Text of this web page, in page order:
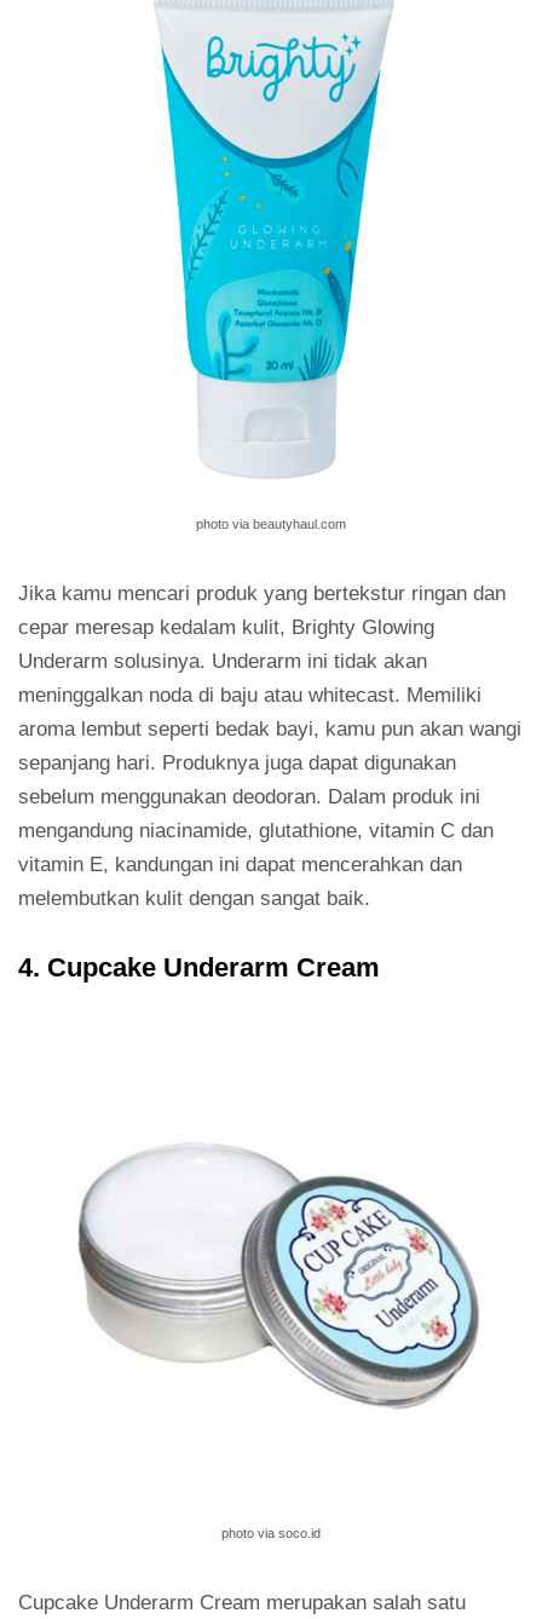
photo via beautyhaul.com
Jika kamu mencari produk yang bertekstur ringan dan
cepar meresap kedalam kulit, Brighty Glowing
Underarm solusinya. Underarm ini tidak akan
meninggalkan noda di baju atau whitecast. Memiliki
aroma lembut seperti bedak bayi, kamu pun akan wangi
sepanjang hari. Produknya juga dapat digunakan
sebelum menggunakan deodoran. Dalam produk ini
mengandung niacinamide, glutathione, vitamin C dan
vitamin E, kandungan ini dapat mencerahkan dan
melembutkan kulit dengan sangat baik.
4. Cupcake Underarm Cream
photo via soco.id
Cupcake Underarm Cream merupakan salah satu